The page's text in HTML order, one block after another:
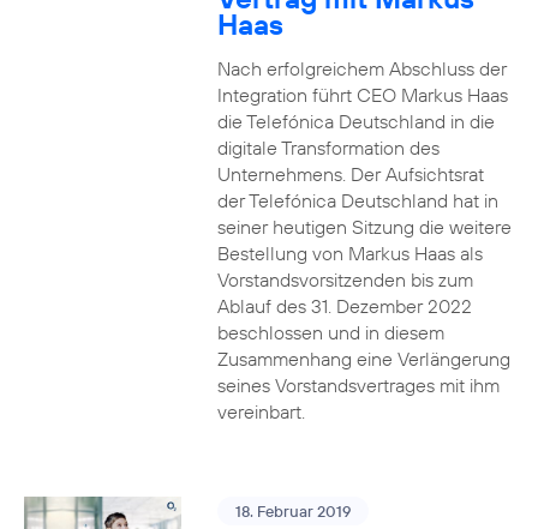
Haas
Nach erfolgreichem Abschluss der
Integration führt CEO Markus Haas
die Telefónica Deutschland in die
digitale Transformation des
Unternehmens. Der Aufsichtsrat
der Telefónica Deutschland hat in
seiner heutigen Sitzung die weitere
Bestellung von Markus Haas als
Vorstandsvorsitzenden bis zum
Ablauf des 31. Dezember 2022
beschlossen und in diesem
Zusammenhang eine Verlängerung
seines Vorstandsvertrages mit ihm
vereinbart.
18. Februar 2019